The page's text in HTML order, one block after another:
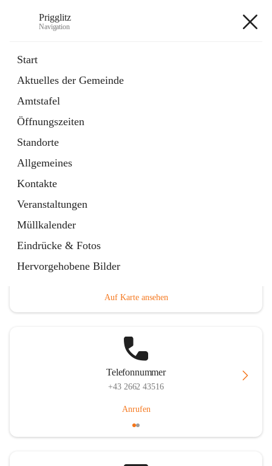
Prigglitz
Navigation
Start
Aktuelles der Gemeinde
Amtstafel
Öffnungszeiten
Standorte
Allgemeines
Kontakte
Veranstaltungen
Müllkalender
Eindrücke & Fotos
Hervorgehobene Bilder
Externe Webseite
in
Tab
Gemeindezeitung
Ordner
öffnet
in
neuem
Tab
Hauptadresse
Auf Karte ansehen
Telefonnummer
+43 2662 43516
Anrufen